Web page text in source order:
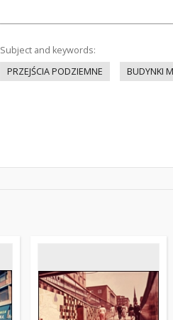
Subject and keywords:
PRZEJŚCIA PODZIEMNE
BUDYNKI